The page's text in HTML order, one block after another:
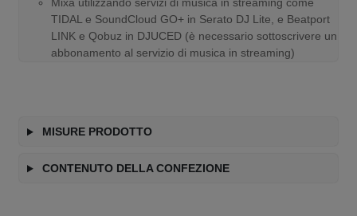
Mixa utilizzando servizi di musica in streaming come
TIDAL e SoundCloud GO+ in Serato DJ Lite, e Beatport
LINK e Qobuz in DJUCED (è necessario sottoscrivere un
abbonamento al servizio di musica in streaming)
MISURE PRODOTTO
CONTENUTO DELLA CONFEZIONE